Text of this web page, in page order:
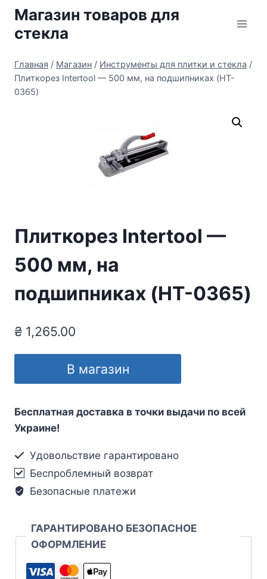
Перейти
содержимому
Магазин товаров для
стекла
Главная / Магазин / Инструменты для плитки и стекла /
Плиткорез Intertool — 500 мм, на подшипниках (HT-
0365)
Плиткорез Intertool —
500 мм, на
подшипниках (HT-0365)
₴ 1,265.00
В магазин
Бесплатная доставка в точки выдачи по всей
Украине!
Удовольствие гарантировано
Беспроблемный возврат
Безопасные платежи
ГАРАНТИРОВАНО БЕЗОПАСНОЕ
ОФОРМЛЕНИЕ